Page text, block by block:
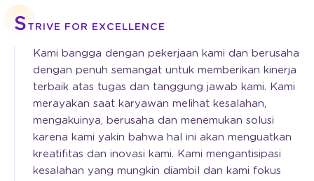
S TRIVE FOR EXCELLENCE
Kami bangga dengan pekerjaan kami dan berusaha
dengan penuh semangat untuk memberikan kinerja
terbaik atas tugas dan tanggung jawab kami. Kami
merayakan saat karyawan melihat kesalahan,
mengakuinya, berusaha dan menemukan solusi
karena kami yakin bahwa hal ini akan menguatkan
kreatifitas dan inovasi kami. Kami mengantisipasi
kesalahan yang mungkin diambil dan kami fokus